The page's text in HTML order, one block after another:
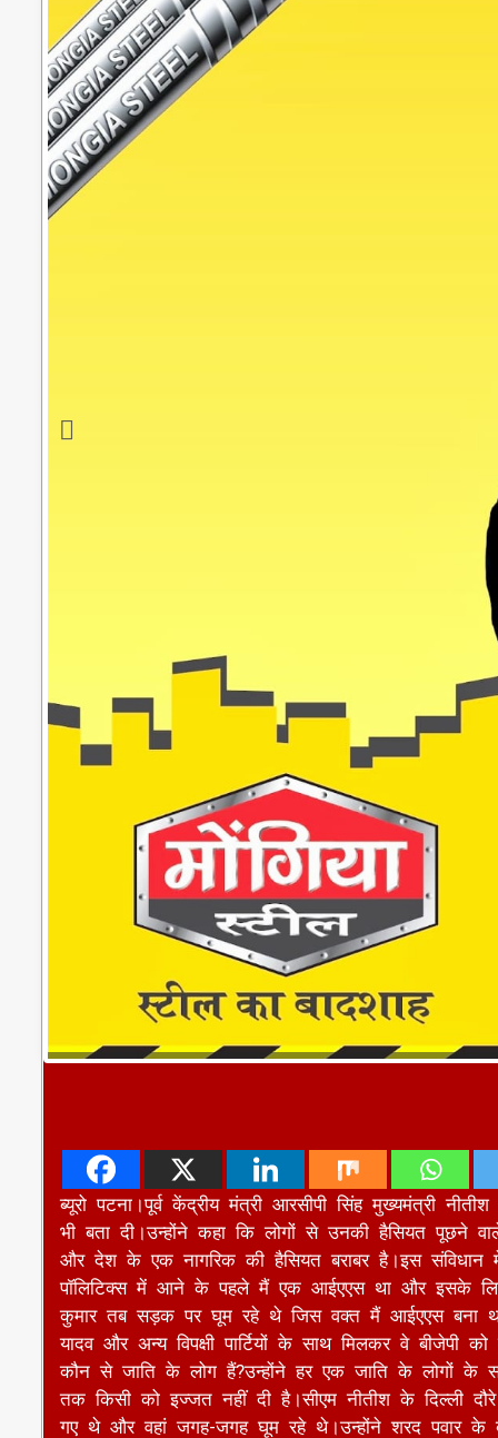
ब्यूरो पटना।पूर्व केंद्रीय मंत्री आरसीपी सिंह मुख्यमंत्री
भी बता दी।उन्होंने कहा कि लोगों से उनकी हैसियत पूछने
और देश के एक नागरिक की हैसियत बराबर है।इस संविधान
पॉलिटिक्स में आने के पहले मैं एक आईएएस था और इसके लिए
कुमार तब सड़क पर घूम रहे थे जिस वक्त मैं आईएएस बना
यादव और अन्य विपक्षी पार्टियों के साथ मिलकर वे
कौन से जाति के लोग हैं?उन्होंने हर एक जाति के लोगों के
तक किसी को इज्जत नहीं दी है।सीएम नीतीश के दिल्ली
गए थे और वहां जगह-जगह घूम रहे थे।उन्होंने शरद पवार के
और अब इनके ऊपर किसी का भरोसा नहीं रह गया है।